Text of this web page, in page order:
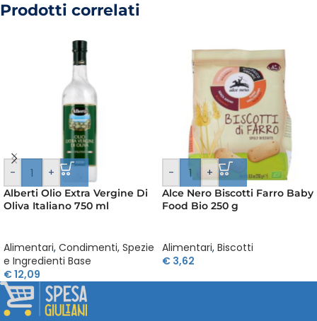
Prodotti correlati
- +
Alberti Olio Extra Vergine Di
Oliva Italiano 750 ml
Alimentari, Condimenti, Spezie
e Ingredienti Base
€12,09
- +
Alce Nero Biscotti Farro Baby
Food Bio 250 g
Alimentari, Biscotti
€ 3,62